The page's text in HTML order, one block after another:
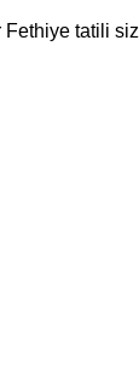
Fethiye tatili